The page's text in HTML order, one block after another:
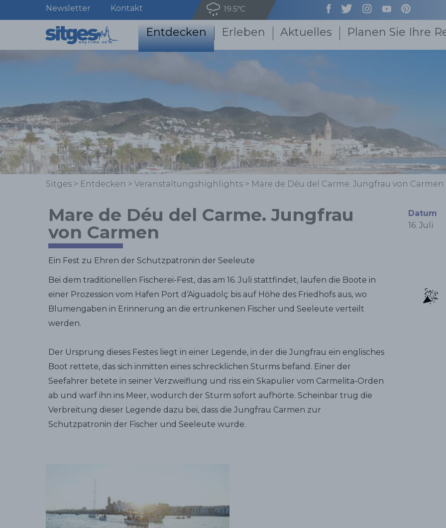
Newsletter Kontakt 19.5ºC
Entdecken Erleben Aktuelles Planen Sie Ihre
Sitges > Entdecken > Veranstaltungshighlights > Mare de Déu del Carme. Jungfrau von Carmen
Mare de Déu del Carme. Jungfrau
von Carmen
Ein Fest zu Ehren der Schutzpatronin der Seeleute
Bei dem traditionellen Fischerei-Fest, das am 16. Juli stattfindet, laufen die Boote in
einer Prozession vom Hafen Port d‘Aiguadolç bis auf Höhe des Friedhofs aus, wo
Blumengaben in Erinnerung an die ertrunkenen Fischer und Seeleute verteilt
werden.
Der Ursprung dieses Festes liegt in einer Legende, in der die Jungfrau ein englisches
Boot rettete, das sich inmitten eines schrecklichen Sturms befand. Einer der
Seefahrer betete in seiner Verzweiflung und riss ein Skapulier vom Carmelita-Orden
ab und warf ihn ins Meer, wodurch der Sturm sofort aufhörte. Scheinbar trug die
Verbreitung dieser Legende dazu bei, dass die Jungfrau Carmen zur
Schutzpatronin der Fischer und Seeleute wurde.
Datum
16. Juli